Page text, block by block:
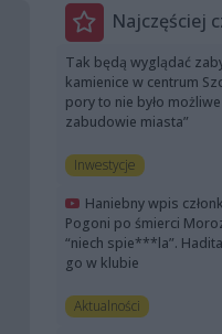
Najczęściej
Tak będą wyglądać
kamienice w centrum
pory to nie było
zabudowie miasta”
Inwestycje
Haniebny wpis
Pogoni po śmierci
“niech spie***la”.
go w klubie
Aktualności